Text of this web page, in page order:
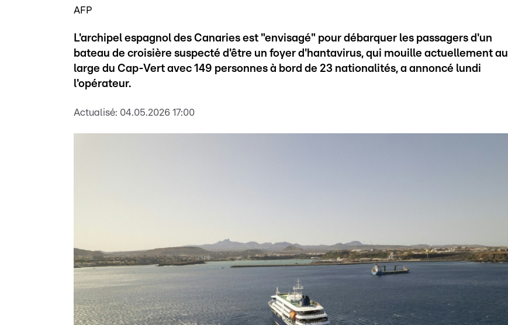
AFP
L'archipel espagnol des Canaries est "envisagé" pour débarquer les passagers d'un
bateau de croisière suspecté d'être un foyer d'hantavirus, qui mouille actuellement au
large du Cap-Vert avec 149 personnes à bord de 23 nationalités, a annoncé lundi
l'opérateur.
Actualisé: 04.05.2026 17:00